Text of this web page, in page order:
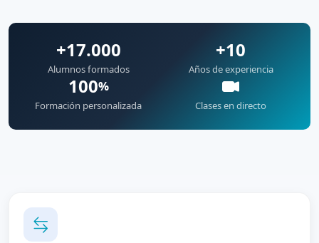
+17.000
Alumnos formados
+10
Años de experiencia
100%
Formación personalizada Clases en directo